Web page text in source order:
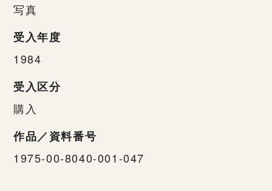
写真
受入年度
1984
受入区分
購入
作品／資料番号
1975-00-8040-001-047